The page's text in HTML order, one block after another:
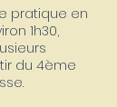
pratique en
1h30,
du 4ème